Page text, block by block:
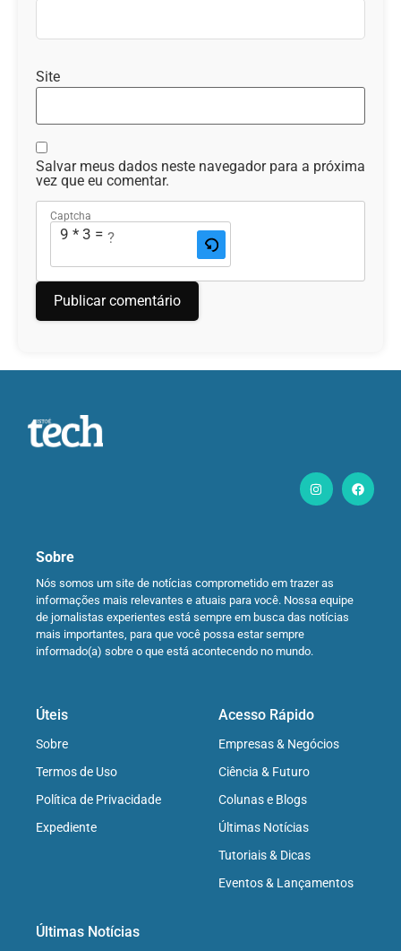
Site
Salvar meus dados neste navegador para a próxima
vez que eu comentar.
Captcha
9 * 3 = ?
Sobre
Nós somos um site de notícias comprometido em trazer as
informações mais relevantes e atuais para você. Nossa equipe
de jornalistas experientes está sempre em busca das notícias
mais importantes, para que você possa estar sempre
informado(a) sobre o que está acontecendo no mundo.
Úteis
Sobre
Termos de Uso
Política de Privacidade
Expediente
Acesso Rápido
Empresas & Negócios
Ciência & Futuro
Colunas e Blogs
Últimas Notícias
Tutoriais & Dicas
Eventos & Lançamentos
Últimas Notícias